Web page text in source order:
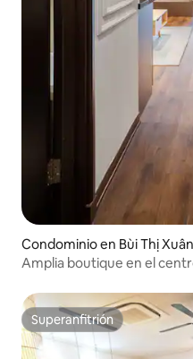
Condominio en Bùi Thị Xuân
Amplia boutique en el
Superanfitrión
Superanfitrión